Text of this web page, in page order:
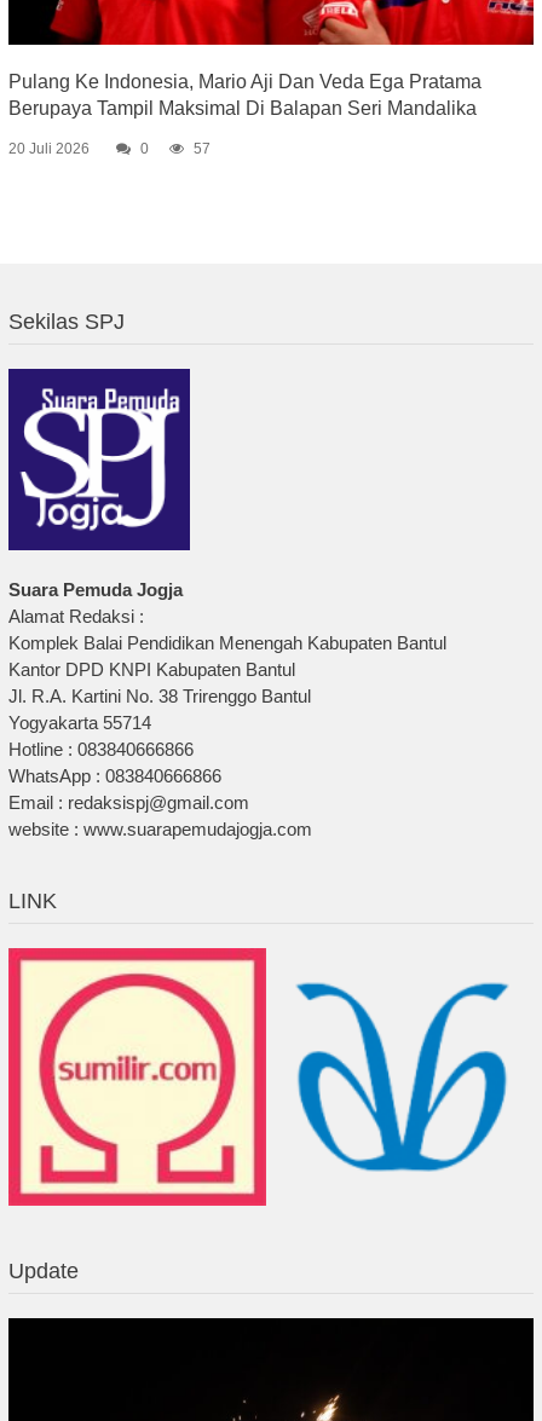
Pulang Ke Indonesia, Mario Aji Dan Veda Ega Pratama
Berupaya Tampil Maksimal Di Balapan Seri Mandalika
20 Juli 2026 0 57
Sekilas SPJ
Suara Pemuda Jogja
Alamat Redaksi :
Komplek Balai Pendidikan Menengah Kabupaten Bantul
Kantor DPD KNPI Kabupaten Bantul
Jl. R.A. Kartini No. 38 Trirenggo Bantul
Yogyakarta 55714
Hotline : 083840666866
WhatsApp : 083840666866
Email : redaksispj@gmail.com
website : www.suarapemudajogja.com
LINK
Update